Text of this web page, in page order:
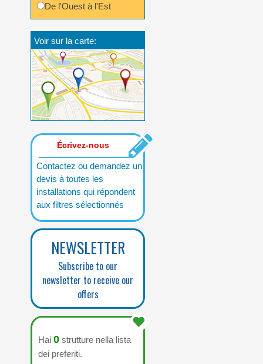
De l'Ouest à l'Est
Voir sur la carte:
Écrivez-nous
Contactez ou demandez un
devis à toutes les
installations qui répondent
aux filtres sélectionnés
NEWSLETTER
Subscribe to our
newsletter to receive our
offers
Hai 0 strutture nella lista
dei preferiti.